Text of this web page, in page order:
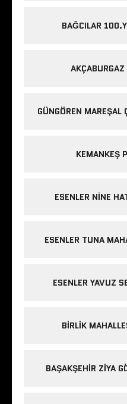
BAĞCILAR
GÜNGÖREN
KEMANKEŞ
ESENLER NINE
ESENLER TUNA
ESENLER YAVUZ
BIRLIK
BAŞAKŞEHIR ZIYA